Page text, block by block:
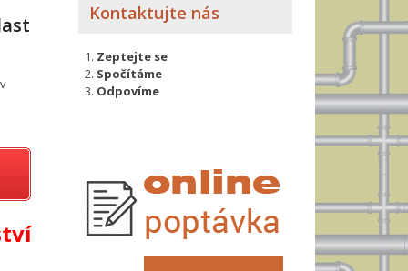
Kontaktujte nás
Zeptejte se
Spočítáme
Odpovíme